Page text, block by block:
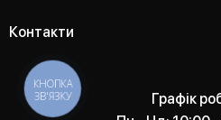
Контакти
Графік
КНОПКА
ЗВ'ЯЗКУ